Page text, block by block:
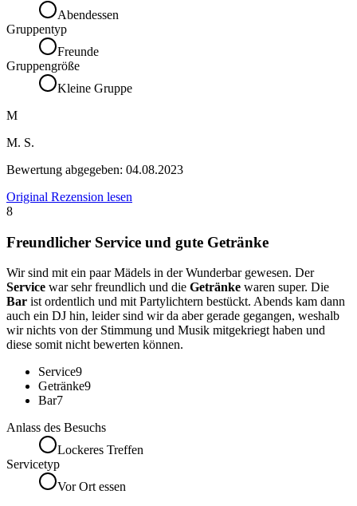
Abendessen
Gruppentyp
Freunde
Gruppengröße
Kleine Gruppe
M
M. S.
Bewertung abgegeben: 04.08.2023
Original Rezension lesen
8
Freundlicher Service und gute Getränke
Wir sind mit ein paar Mädels in der Wunderbar gewesen. Der
Service war sehr freundlich und die Getränke waren super. Die
Bar ist ordentlich und mit Partylichtern bestückt. Abends kam dann
auch ein DJ hin, leider sind wir da aber gerade gegangen, weshalb
wir nichts von der Stimmung und Musik mitgekriegt haben und
diese somit nicht bewerten können.
Service9
Getränke9
Bar7
Anlass des Besuchs
Lockeres Treffen
Servicetyp
Vor Ort essen